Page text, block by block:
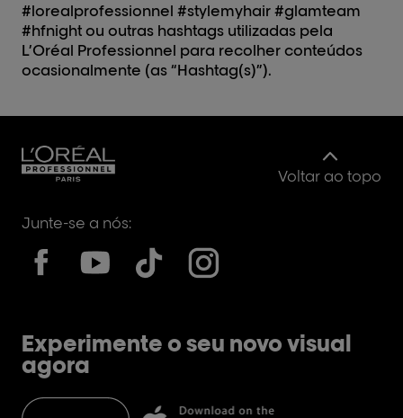
#lorealprofessionnel #stylemyhair #glamteam
#hfnight ou outras hashtags utilizadas pela
L’Oréal Professionnel para recolher conteúdos
ocasionalmente (as “Hashtag(s)”).
Voltar ao topo
Junte-se a nós:
Experimente o seu novo visual
agora